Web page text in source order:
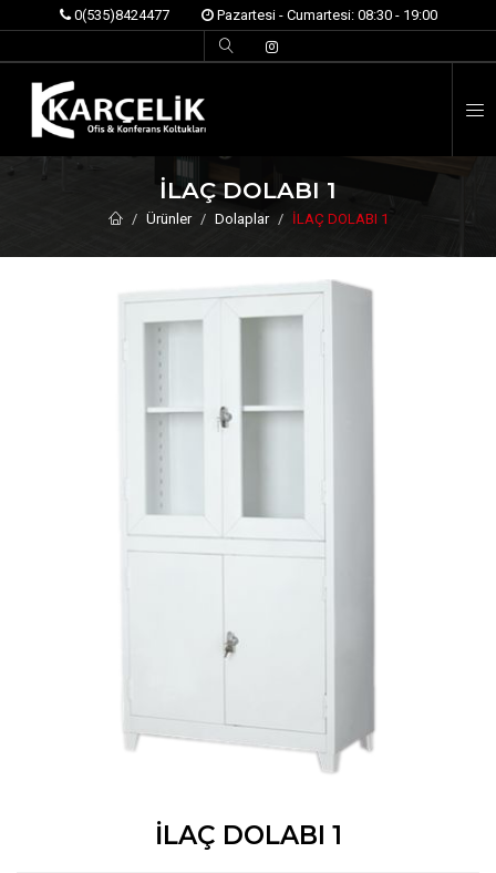
0(535)8424477 Pazartesi - Cumartesi: 08:30 - 19:00
İLAÇ DOLABI 1
Ürünler Dolaplar İLAÇ DOLABI 1
İLAÇ DOLABI 1